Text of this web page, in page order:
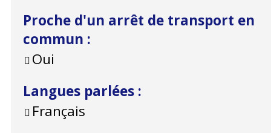
Proche d'un arrêt de transport en
commun :
Oui
Langues parlées :
Français